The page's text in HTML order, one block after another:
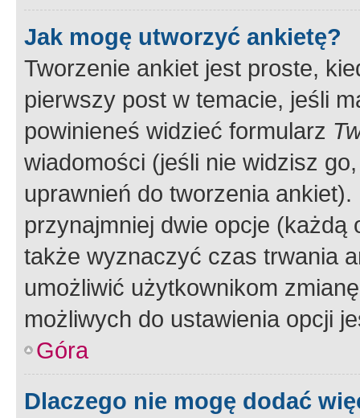
Jak mogę utworzyć ankietę?
Tworzenie ankiet jest proste,
pierwszy post w temacie, jeśli
powinieneś widzieć formularz
wiadomości (jeśli nie widzisz
uprawnień do tworzenia
przynajmniej dwie opcje
także wyznaczyć czas trwania
umożliwić użytkownikom
możliwych do ustawienia opcji
Góra
Dlaczego nie mogę dodać